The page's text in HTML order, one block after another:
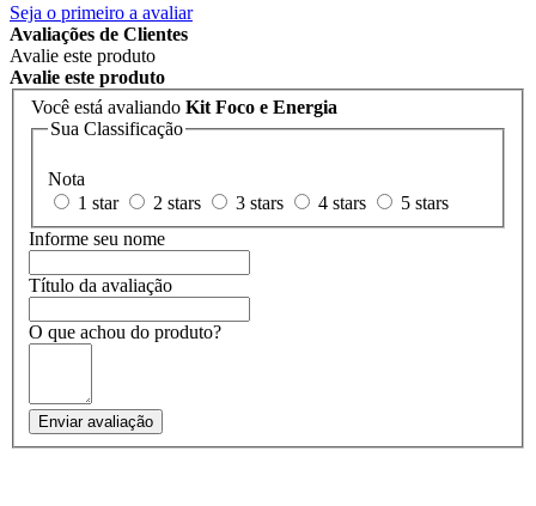
Seja o primeiro a avaliar
Avaliações de Clientes
Avalie este produto
Avalie este produto
Você está avaliando Kit Foco e Energia
Sua Classificação
Nota
1 star
2 stars 3 stars 4 stars
5 stars
Informe seu nome
Título da avaliação
O que achou do produto?
Enviar avaliação